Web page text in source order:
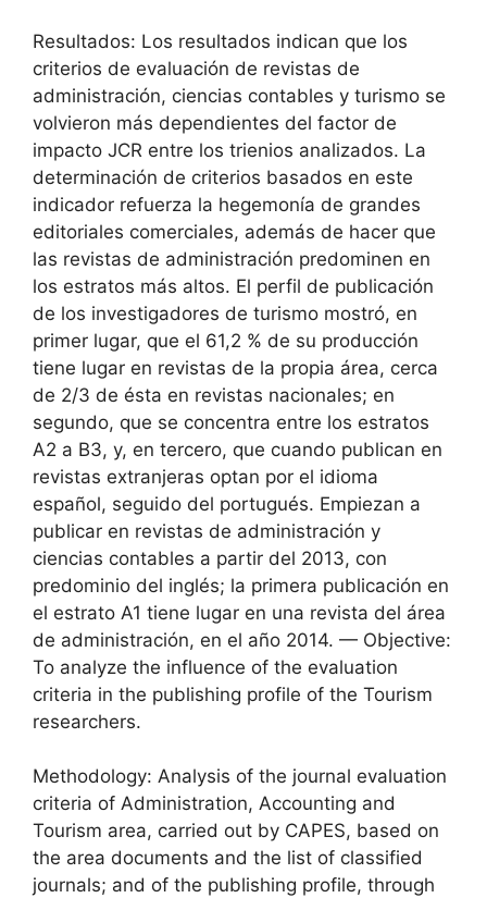
Resultados: Los resultados indican que los
criterios de evaluación de revistas de
administración, ciencias contables y turismo se
volvieron más dependientes del factor de
impacto JCR entre los trienios analizados. La
determinación de criterios basados ​​en este
indicador refuerza la hegemonía de grandes
editoriales comerciales, además de hacer que
las revistas de administración predominen en
los estratos más altos. El perfil de publicación
de los investigadores de turismo mostró, en
primer lugar, que el 61,2 % de su producción
tiene lugar en revistas de la propia área, cerca
de 2/3 de ésta en revistas nacionales; en
segundo, que se concentra entre los estratos
A2 a B3, y, en tercero, que cuando publican en
revistas extranjeras optan por el idioma
español, seguido del portugués. Empiezan a
publicar en revistas de administración y
ciencias contables a partir del 2013, con
predominio del inglés; la primera publicación en
el estrato A1 tiene lugar en una revista del área
de administración, en el año 2014. — Objective:
To analyze the influence of the evaluation
criteria in the publishing profile of the Tourism
researchers.
Methodology: Analysis of the journal evaluation
criteria of Administration, Accounting and
Tourism area, carried out by CAPES, based on
the area documents and the list of classified
journals; and of the publishing profile, through